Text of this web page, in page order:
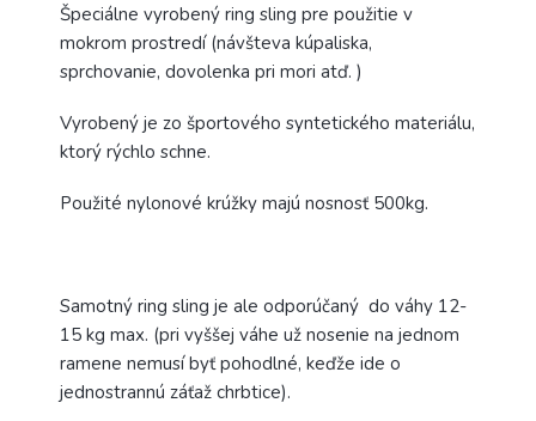
Špeciálne vyrobený ring sling pre použitie v
mokrom prostredí (návšteva kúpaliska,
sprchovanie, dovolenka pri mori atď. )
Vyrobený je zo športového syntetického materiálu,
ktorý rýchlo schne.
Použité nylonové krúžky majú nosnosť 500kg.
Samotný ring sling je ale odporúčaný do váhy 12-
15 kg max. (pri vyššej váhe už nosenie na jednom
ramene nemusí byť pohodlné, keďže ide o
jednostrannú záťaž chrbtice).